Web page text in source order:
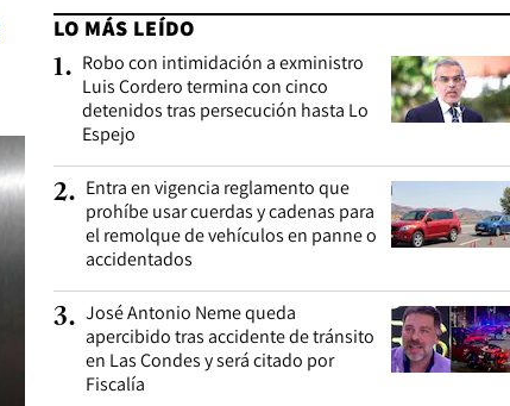
LO MÁS LEÍDO
1. Robo con intimidación a exministro
Luis Cordero termina con cinco
detenidos tras persecución hasta Lo
Espejo
2. Entra en vigencia reglamento que
prohíbe usar cuerdas y cadenas para
el remolque de vehículos en panne o
accidentados
3. José Antonio Neme queda
apercibido tras accidente de tránsito
en Las Condes y será citado por
Fiscalía